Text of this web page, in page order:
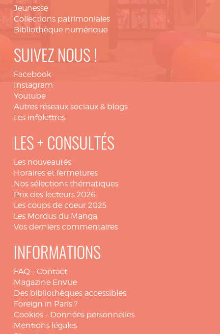
Jeunesse
Collections patrimoniales
Bibliothèque numérique
SUIVEZ NOUS !
Facebook
Instagram
Youtube
Autres réseaux sociaux & blogs
Les infolettres
LES + CONSULTÉS
Les nouveautés
Horaires et fermetures
Nos sélections thématiques
Prix des lecteurs 2026
Les coups de coeur 2025
Les Mordus du Manga
Vos derniers commentaires
INFORMATIONS
FAQ - Contact
Magazine EnVue
Des bibliothèques accessibles
Foreign in Paris ?
Cookies - Données personnelles
Mentions légales